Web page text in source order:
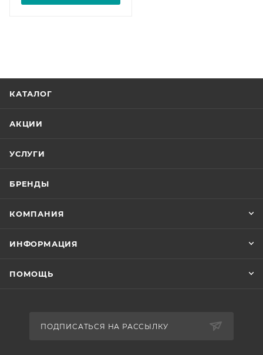
КАТАЛОГ
АКЦИИ
УСЛУГИ
БРЕНДЫ
КОМПАНИЯ
ИНФОРМАЦИЯ
ПОМОЩЬ
ПОДПИСАТЬСЯ НА РАССЫЛКУ